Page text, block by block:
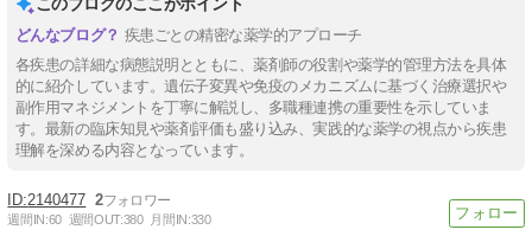
このブログのここがポイント
疾患ごとの精密な薬学的アプローチ
各疾患の詳細な病態説明とともに、薬剤師の役割や薬学的管理方法を具体
的に紹介しています。遺伝子変異や免疫のメカニズムに基づく治療選択や
副作用マネジメントを丁寧に解説し、多職種連携の重要性を示していま
す。最新の臨床知見や薬剤評価も盛り込み、実践的な薬学の視点から疾患
理解を深める内容となっています。
2140477 2
週間IN:60 週間OUT:380 月間IN:330